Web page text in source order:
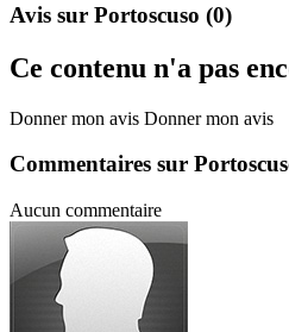
Avis sur Portoscuso (0)
Ce contenu n'a pas
Donner mon avis Donner mon avis
Commentaires sur
Aucun commentaire